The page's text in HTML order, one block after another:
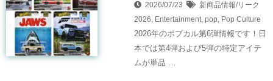
2026/07/23
新商品情報/リーク
2026, Entertainment, pop, Pop Culture
2026年のポプカル第6弾情報です！日
本では第4弾および5弾の特定アイテ
ムが単品 …